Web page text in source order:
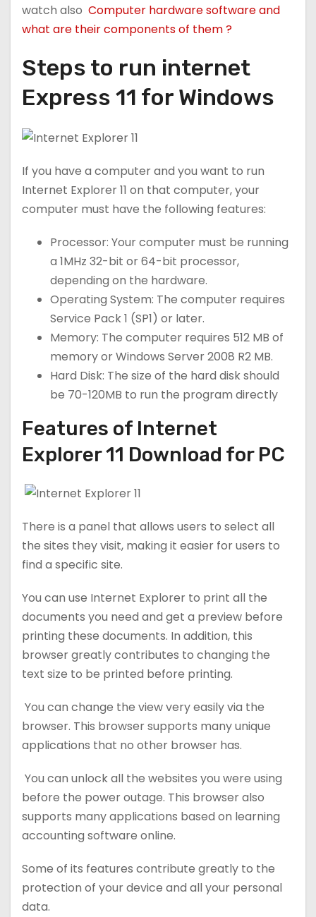
watch also Computer hardware software and
what are their components of them ?
Steps to run internet
Express 11 for Windows
If you have a computer and you want to run
Internet Explorer 11 on that computer, your
computer must have the following features:
Processor: Your computer must be running
a 1MHz 32-bit or 64-bit processor,
depending on the hardware.
Operating System: The computer requires
Service Pack 1 (SP1) or later.
Memory: The computer requires 512 MB of
memory or Windows Server 2008 R2 MB.
Hard Disk: The size of the hard disk should
be 70-120MB to run the program directly
Features of Internet
Explorer 11 Download for PC
There is a panel that allows users to select all
the sites they visit, making it easier for users to
find a specific site.
You can use Internet Explorer to print all the
documents you need and get a preview before
printing these documents. In addition, this
browser greatly contributes to changing the
text size to be printed before printing.
You can change the view very easily via the
browser. This browser supports many unique
applications that no other browser has.
You can unlock all the websites you were using
before the power outage. This browser also
supports many applications based on learning
accounting software online.
Some of its features contribute greatly to the
protection of your device and all your personal
data.